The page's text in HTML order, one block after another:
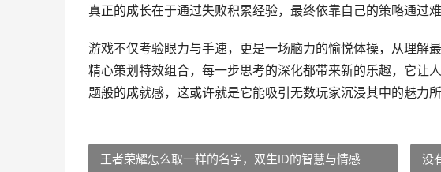
真正的成长在于通过失败积累经验，最终依靠自己的策略通过难
游戏不仅考验眼力与手速，更是一场脑力的愉悦体操，从理解
精心策划特效组合，每一步思考的深化都带来新的乐趣，它让
题般的成就感，这或许就是它能吸引无数玩家沉浸其中的魅力所
王者荣耀怎么取一样的名字，双生ID的智慧与情感 没